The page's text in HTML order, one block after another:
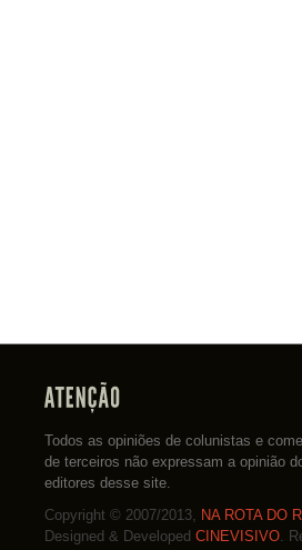
Todos as opiniões de colunistas e
de terceiros não expressam a opinião
editores desse site.
Copyright © 2007/2013, NA ROTA DO
Designed & Developed CINEVISIVO.